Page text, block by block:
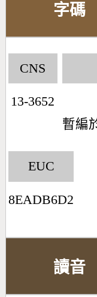
字碼
CNS
13-3652
暫編
EUC
8EADB6D2
讀音